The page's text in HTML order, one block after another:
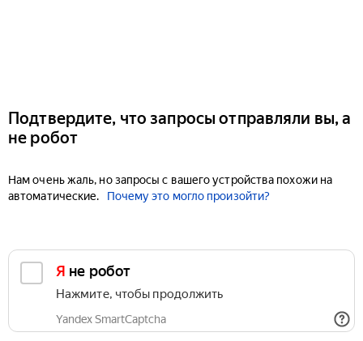
Подтвердите, что запросы отправляли вы, а
не робот
Нам очень жаль, но запросы с вашего устройства похожи на
автоматические.
Почему это могло произойти?
Я не робот
Нажмите, чтобы продолжить
Yandex SmartCaptcha